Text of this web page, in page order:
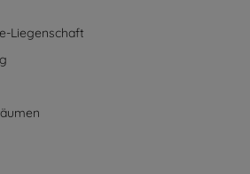
Liegenschaft